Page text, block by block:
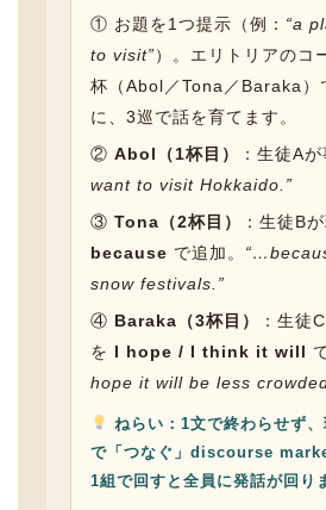
① お題を1つ提示（例： “a
to visit”）。エリトリアのコ
杯（Abol／Tona／Baraka）
に、3巡で話を育てます。
② Abol（1杯目） ：生徒A
want to visit Hokkaido.”
③ Tona（2杯目）
：生徒B
because で追加。
snow festivals.”
④ Baraka（3杯目）
：生徒
を I hope / I think it will
hope it will be less
ねらい：1文で終わらせず
で「つなぐ」discourse
1組で回すと全員に発話が回り